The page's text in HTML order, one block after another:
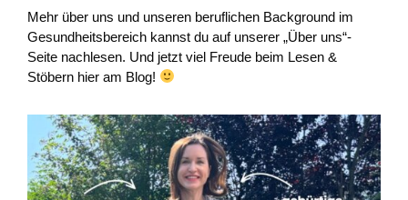
Mehr über uns und unseren beruflichen Background im
Gesundheitsbereich kannst du auf unserer „Über uns“-
Seite nachlesen. Und jetzt viel Freude beim Lesen &
Stöbern hier am Blog!